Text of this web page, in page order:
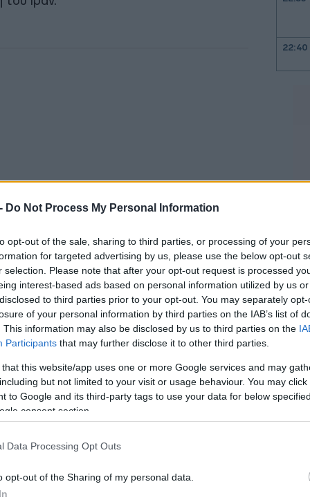
Do Not Process My Personal Information
opt-out of the sale, sharing to third parties, or processing of your
for targeted advertising by us, please use the below opt-out
selection. Please note that after your opt-out request is processed
interest-based ads based on personal information utilized by us
to third parties prior to your opt-out. You may separately
of your personal information by third parties on the IAB’s list of
This information may also be disclosed by us to third parties on the
Participants that may further disclose it to other third parties.
that this website/app uses one or more Google services and may
but not limited to your visit or usage behaviour. You may
to Google and its third-party tags to use your data for below
consent section.
Data Processing Opt Outs
opt-out of the Sharing of my personal data.
που επιτρέπει να επηρεάσουμε
απόφαση, είναι μεγάλη ευκαιρία»,
περίπτωση δεν θα χαθούν τα
τροποποίησης του νομικού
διεθνές δίκαιο» ή, αν χρειαστεί,
Συγκρούσεις ξέσπασαν και πάλι
και των ΗΠΑ, ενώ η Ουάσινγκτον
στην τελευταία πρότασή της
22:40
21:15
21:03
20:41